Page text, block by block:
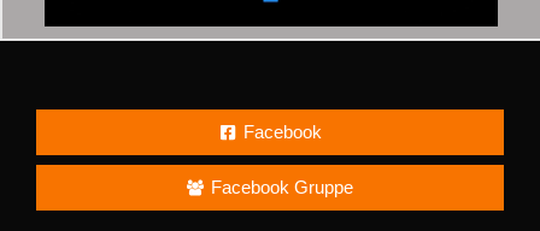
Facebook
Facebook Gruppe